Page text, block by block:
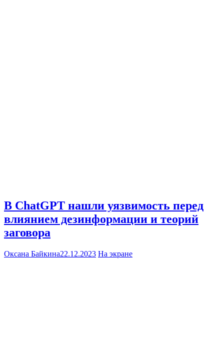
В ChatGPT нашли уязвимость перед
влиянием дезинформации и теорий
заговора
Оксана Байкина22.12.2023 На экране